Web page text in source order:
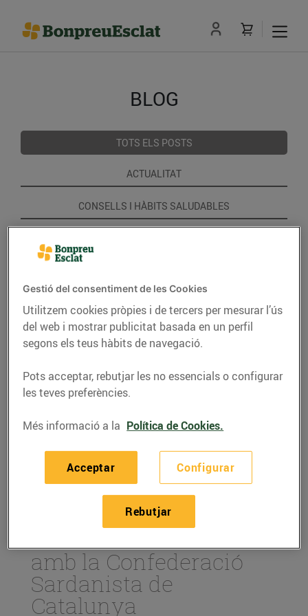
BLOG
TOTS ELS POSTS
ACTUALITAT
CONSELLS I HÀBITS SALUDABLES
RECEPTES
Renovem el conveni
amb la Confederació
Sardanista de
Catalunya
Gestió del consentiment de les Cookies
Utilitzem cookies pròpies i de tercers per mesurar l’ús
del web i mostrar publicitat basada en un perfil
segons els teus hàbits de navegació.
Pots acceptar, rebutjar les no essencials o configurar
les teves preferències.
Més informació a la Política de Cookies.
Configurar
Rebutjar
Acceptar